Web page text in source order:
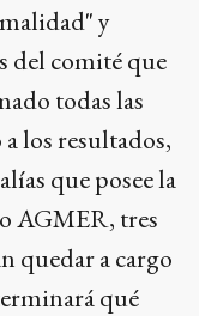
y
del comité que
todas las
los resultados,
que posee la
AGMER, tres
quedar a cargo
qué